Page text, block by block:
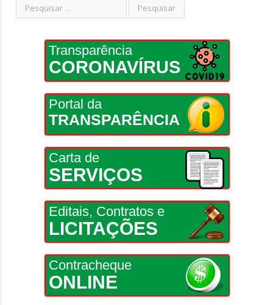
Transparência
CORONAVÍRUS
Portal da
TRANSPARÊNCIA
Carta de
SERVIÇOS
Editais, Contratos e
LICITAÇÕES
Contracheque
ONLINE